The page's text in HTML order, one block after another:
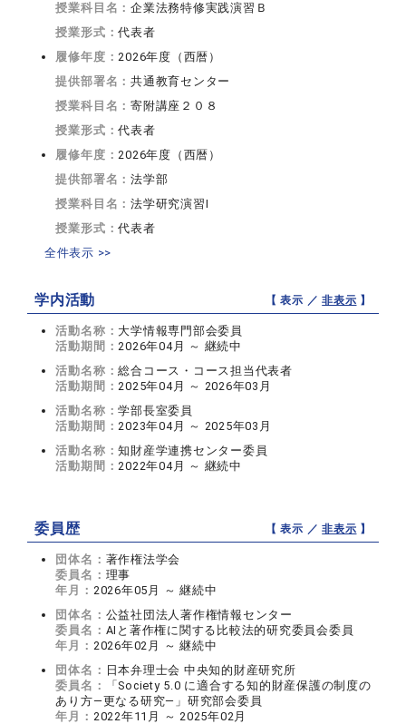
授業科目名：企業法務特修実践演習Ｂ
授業形式：代表者
履修年度：2026年度（西暦）
提供部署名：共通教育センター
授業科目名：寄附講座２０８
授業形式：代表者
履修年度：2026年度（西暦）
提供部署名：法学部
授業科目名：法学研究演習I
授業形式：代表者
全件表示 >>
学内活動 【 表示 ／非表示 】
活動名称： 大学情報専門部会委員
活動期間：2026年04月 ～ 継続中
活動名称：総合コース・コース担当代表者
活動期間：2025年04月 ～ 2026年03月
活動名称：学部長室委員
活動期間：2023年04月 ～ 2025年03月
活動名称：知財産学連携センター委員
活動期間：2022年04月 ～ 継続中
委員歴 【 表示 ／非表示 】
団体名： 著作権法学会
委員名： 理事
年月： 2026年05月 ～ 継続中
団体名： 公益社団法人著作権情報センター
委員名： AIと著作権に関する比較法的研究委員会委員
年月： 2026年02月 ～ 継続中
団体名： 日本弁理士会 中央知的財産研究所
委員名：
「Society 5.0 に適合する知的財産保護の制度の
あり方―更なる研究―」研究部会委員
年月： 2022年11月 ～ 2025年02月